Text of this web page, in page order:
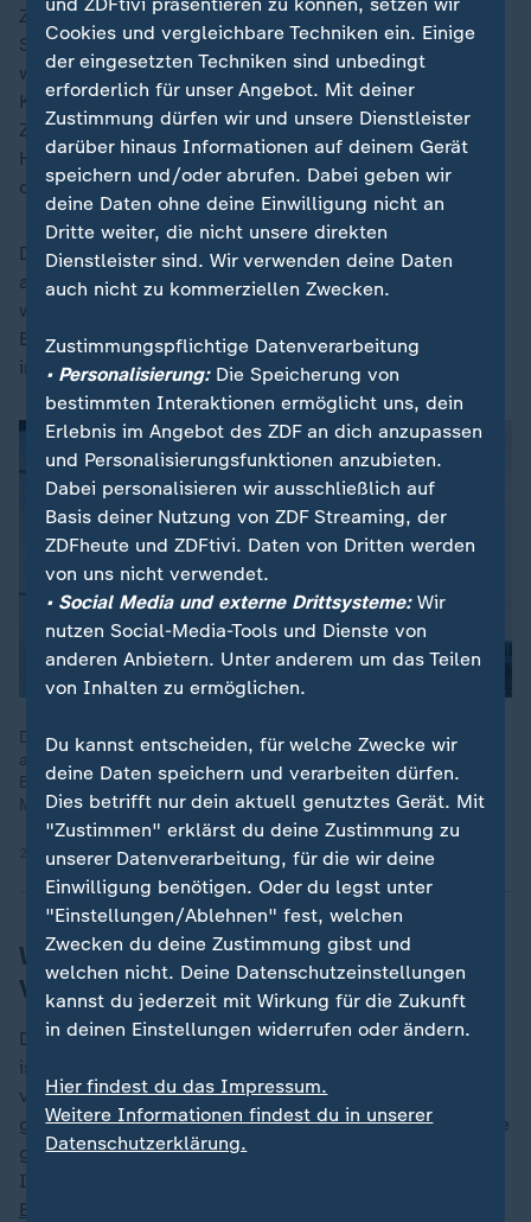
Zukunftsausgaben in die zeitlich befristeten
Sondervermögen wandern, rücken andere Ausgaben
wie höhere Zuschüsse zurRentenversicherung
Kernhaushalt." Statt dieser Ausgaben später wieder
Zukunftsausgaben zurückzuholen, sei schwer, so
Heinemann: "Wenn etwas einmal im Haushalt
drinsteht, sind die Beharrungskräfte groß."
Der Anteil neuer Schulden, die für Zukunftsausgaben
aufgenommen wurden, sei mit knapp einem Drittel
weiter gering, so das ZEW. Dabei führe die Politik zur
Begründung neuer Schulden oft an, in die Zukunft
investieren zu wollen.
Die Löcher im Bundeshaushalt 2025 sind größer als bislang
angenommen. Das zeigen aktuelle Zahlen des Statistischen
Bundesamts. Demnach lag die Finanzierungslücke bei 119,1
Milliarden Euro.
25.02.2026 | 0:20 min
Welche Investition ist neue
Verschuldung wert?
Die Debatte dazu, was eine Investition in die Zukunft
ist, ist übrigens nicht neu. Besonders virulent war sie
vor 2009, denn bis dahin durften Investitionen
generell mit Schulden finanziert werden. "In der Phase
gab es mehrfach Rechtsstreitigkeiten, was nun als
Investition gelten sollte und das
Bundesverfassungsgericht
Cookies und vergleichbare Techniken ein. Einige
der eingesetzten Techniken sind unbedingt
erforderlich für unser Angebot. Mit deiner
Zustimmung dürfen wir und unsere Dienstleister
darüber hinaus Informationen auf deinem Gerät
speichern und/oder abrufen. Dabei geben wir
deine Daten ohne deine Einwilligung nicht an
Dritte weiter, die nicht unsere direkten
Dienstleister sind. Wir verwenden deine Daten
auch nicht zu kommerziellen Zwecken.
Zustimmungspflichtige Datenverarbeitung
• Personalisierung:Die Speicherung von
bestimmten Interaktionen ermöglicht uns, dein
Erlebnis im Angebot des ZDF an dich anzupassen
und Personalisierungsfunktionen anzubieten.
Dabei personalisieren wir ausschließlich auf
Basis deiner Nutzung von ZDF Streaming, der
ZDFheute und ZDFtivi. Daten von Dritten werden
von uns nicht verwendet.
• Social Media und externe Drittsysteme:Wir
nutzen Social-Media-Tools und Dienste von
anderen Anbietern. Unter anderem um das Teilen
von Inhalten zu ermöglichen.
Du kannst entscheiden, für welche Zwecke wir
deine Daten speichern und verarbeiten dürfen.
Dies betrifft nur dein aktuell genutztes Gerät. Mit
"Zustimmen" erklärst du deine Zustimmung zu
unserer Datenverarbeitung, für die wir deine
Einwilligung benötigen. Oder du legst unter
"Einstellungen/Ablehnen" fest, welchen
Zwecken du deine Zustimmung gibst und
welchen nicht. Deine Datenschutzeinstellungen
kannst du jederzeit mit Wirkung für die Zukunft
in deinen Einstellungen widerrufen oder ändern.
Hier findest du das Impressum.
Weitere Informationen findest du in unserer
Datenschutzerklärung.